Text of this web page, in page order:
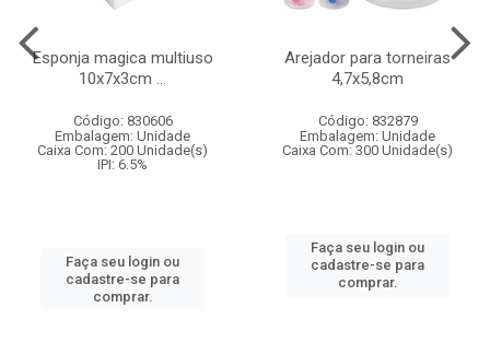
Esponja magica multiuso
10x7x3cm ...
Código: 830606
Embalagem: Unidade
Caixa Com: 200 Unidade(s)
IPI: 6.5%
Faça seu login ou
cadastre-se para
comprar.
Arejador para torneiras
4,7x5,8cm
Código: 832879
Embalagem: Unidade
Caixa Com: 300 Unidade(s)
Faça seu login ou
cadastre-se para
comprar.